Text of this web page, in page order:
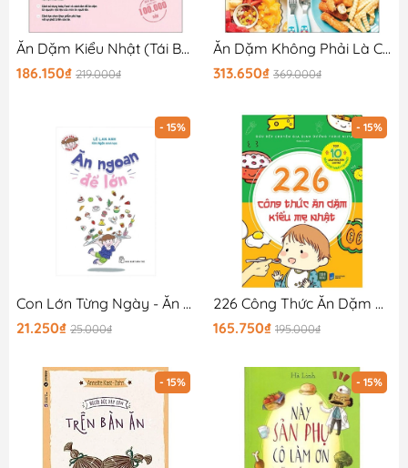
Ăn Dặm Kiểu Nhật (Tái Bản 2025)
186.150₫ 219.000₫
Ăn Dặm Không Phải Là Cuộc Chiến (Tái Bản 2025)
313.650₫ 369.000₫
- 15%
Con Lớn Từng Ngày - Ăn Ngoan Để Lớn
21.250₫ 25.000₫
- 15%
226 Công Thức Ăn Dặm Kiểu Mẹ Nhật
165.750₫ 195.000₫
- 15% - 15%